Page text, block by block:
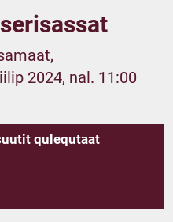
2024, nal. 11:00
qulequtaat